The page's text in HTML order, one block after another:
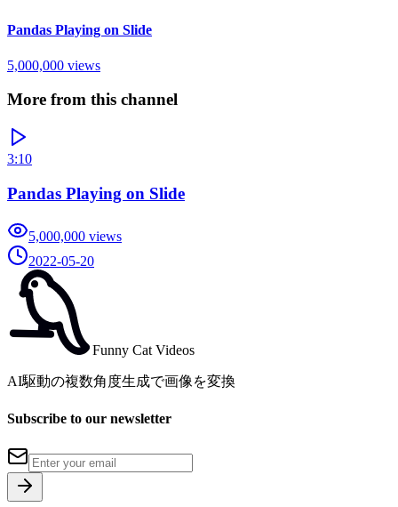
Pandas Playing on Slide
5,000,000 views
More from this channel
3:10
Pandas Playing on Slide
5,000,000 views
2022-05-20
Funny Cat Videos
AI駆動の複数角度生成で画像を変換
Subscribe to our newsletter